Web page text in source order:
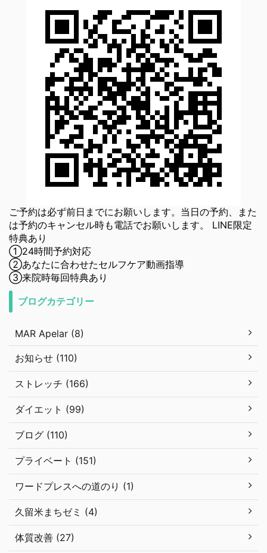
ご予約は必ず前日までにお願いします。当日の予約、また
は予約のキャンセル時も電話でお願いします。 LINE限定
特典あり
①24時間予約対応
②あなたに合わせたセルフケア動画指導
③来院時毎回特典あり
ブログカテゴリー
MAR Apelar (8)
お知らせ (110)
ストレッチ (166)
ダイエット (99)
ブログ (110)
プライベート (151)
ワードプレスへの道のり (1)
久留米まちゼミ (4)
体質改善 (27)